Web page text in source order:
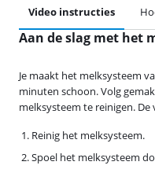
Video instructies
Aan de slag met het
Je maakt het melksysteem
minuten schoon. Volg
melksysteem te reinigen.
Reinig het melksysteem.
Spoel het melksysteem